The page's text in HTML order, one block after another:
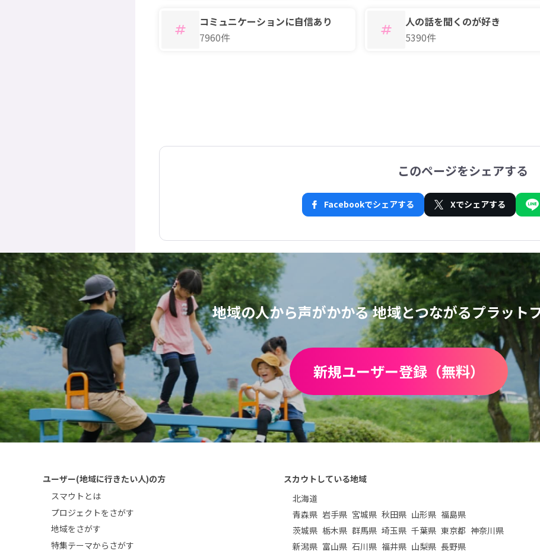
コミュニケーションに自信あり
7960件
人の話を聞くのが好き
5390件
このページをシェアする
Facebookでシェアする Xでシェアする
地域の人から声がかかる地域とつながるプラット
新規ユーザー登録（無料）
ユーザー(地域に行きたい人)の方
スマウトとは
プロジェクトをさがす
地域をさがす
特集テーマからさがす
スカウトしている地域
北海道
青森県 岩手県 宮城県 秋田県 山形県 福島県
茨城県 栃木県 群馬県 埼玉県 千葉県 東京都 神奈川県
新潟県 富山県 石川県 福井県 山梨県 長野県